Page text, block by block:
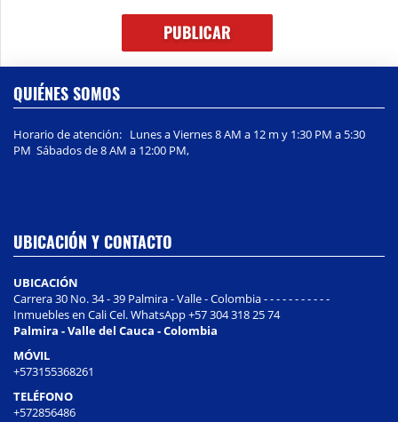
QUIÉNES SOMOS
Horario de atención: Lunes a Viernes 8 AM a 12 m y 1:30 PM a 5:30
PM Sábados de 8 AM a 12:00 PM,
UBICACIÓN Y CONTACTO
UBICACIÓN
Carrera 30 No. 34 - 39 Palmira - Valle - Colombia - - - - - - - - - - -
Inmuebles en Cali Cel. WhatsApp +57 304 318 25 74
Palmira - Valle del Cauca - Colombia
MÓVIL
+573155368261
TELÉFONO
+572856486